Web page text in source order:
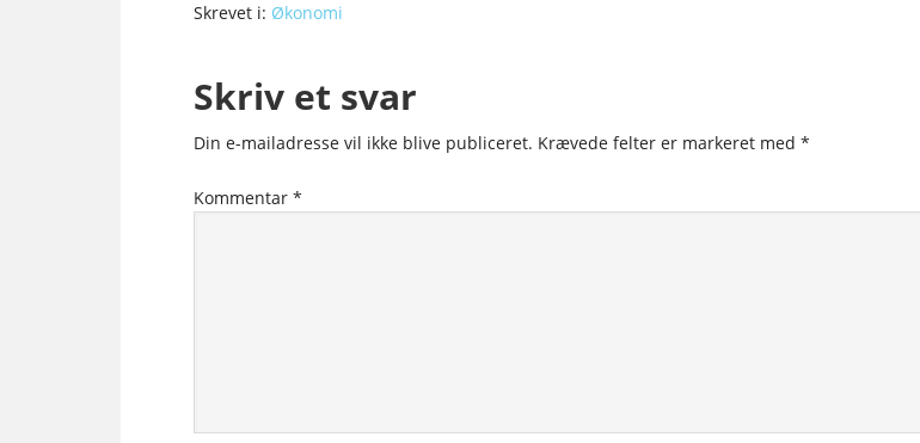
Skrevet i: Økonomi
Skriv et svar
Din e-mailadresse vil ikke blive publiceret. Krævede felter er markeret med *
Kommentar *